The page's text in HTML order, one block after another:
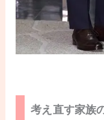
考え直す家族